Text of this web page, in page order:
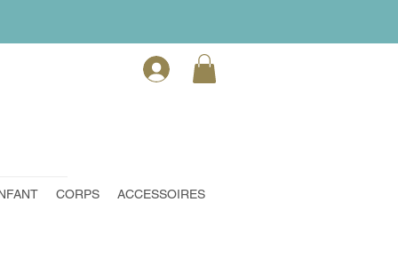
CORPS ACCESSOIRES